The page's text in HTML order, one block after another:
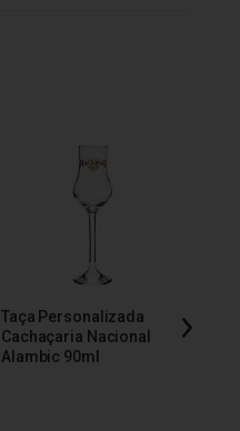
Taça Personalizada
Cachaçaria Nacional
Alambic 90ml